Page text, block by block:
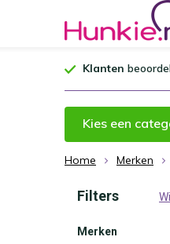
Klanten
Kies een
Home Merken
Filters
Merken